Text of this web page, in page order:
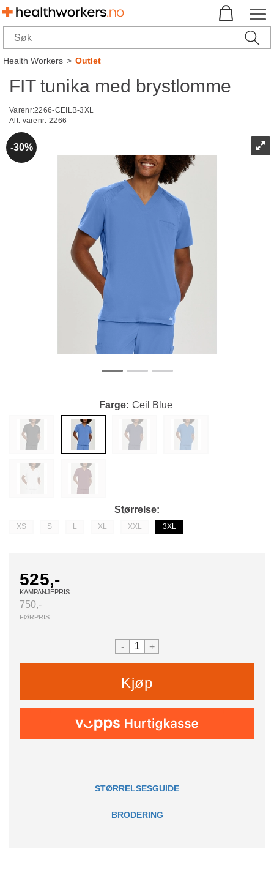
Health Workers>Outlet
FIT tunika med brystlomme
Varenr:2266-CEILB-3XL
Alt. varenr: 2266
30%
Farge Ceil Blue
Størrelse
XS S L XL XXL 3XL
525,-
KAMPANJEPRIS
750,-
FØRPRIS
- +
Kjøp
STØRRELSESGUIDE
BRODERING